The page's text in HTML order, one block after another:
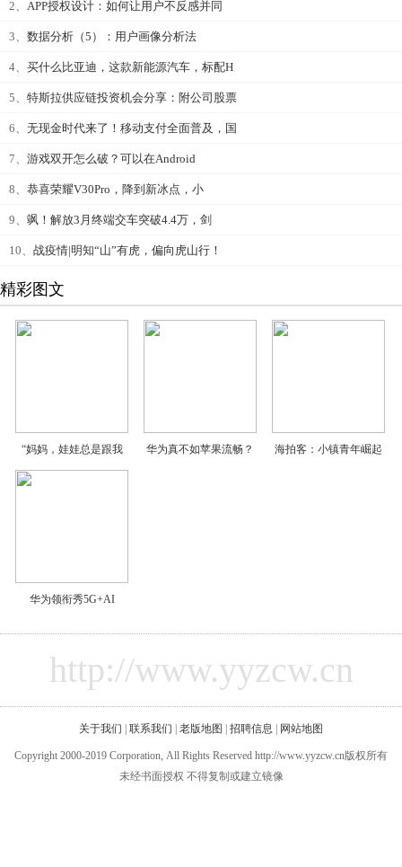
2、 APP授权设计：如何让用户不反感并同
3、 数据分析（5）：用户画像分析法
4、 买什么比亚迪，这款新能源汽车，标配H
5、 特斯拉供应链投资机会分享：附公司股票
6、 无现金时代来了！移动支付全面普及，国
7、 游戏双开怎么破？可以在Android
8、 恭喜荣耀V30Pro，降到新冰点，小
9、 飒！解放3月终端交车突破4.4万，剑
10、 战疫情|明知“山”有虎，偏向虎山行！
精彩图文
“妈妈，娃娃总是跟我 华为真不如苹果流畅？ 海拍客：小镇青年崛起
华为领衔秀5G+AI
http://www.yyzcw.cn
关于我们 联系我们 老版地图 招聘信息 网站地图
Copyright 2000-2019 Corporation, All Rights Reserved http://www.yyzcw.cn版权所有
未经书面授权 不得复制或建立镜像